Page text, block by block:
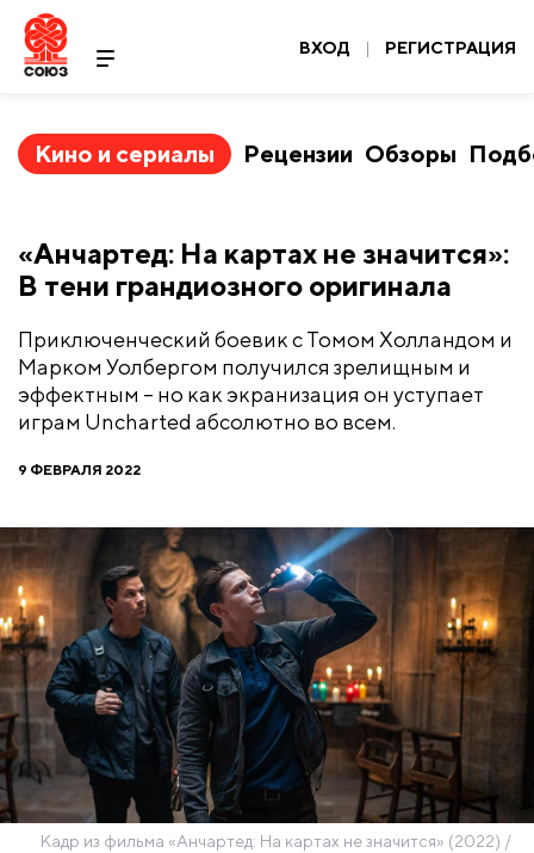
ВХОД | РЕГИСТРАЦИЯ
Кино и сериалы Рецензии Обзоры
​«Анчартед: На картах не значится»:
В тени грандиозного оригинала
Приключенческий боевик с Томом Холландом и
Марком Уолбергом получился зрелищным и
эффектным – но как экранизация он уступает
играм Uncharted абсолютно во всем.
9 ФЕВРАЛЯ 2022
Кадр из фильма «Анчартед: На картах не значится» (2022) /